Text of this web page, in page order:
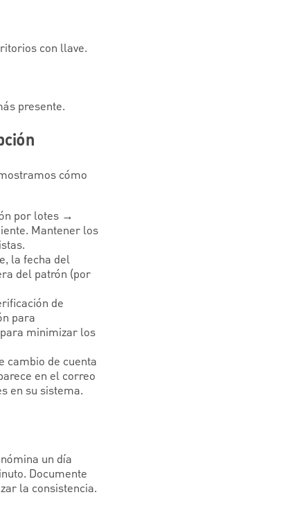
con llave.
presente.
cómo
por lotes →
Mantener los
la fecha del
del patrón (por
de
para
minimizar los
cambio de cuenta
en el correo
en su sistema.
un día
Documente
la consistencia.